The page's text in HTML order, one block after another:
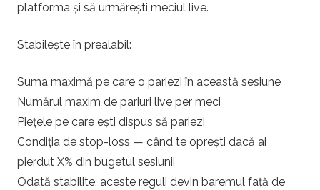
platforma și să urmărești meciul live.
Stabilește în prealabil:
Suma maximă pe care o pariezi în această sesiune
Numărul maxim de pariuri live per meci
Piețele pe care ești dispus să pariezi
Condiția de stop-loss — când te oprești dacă ai
pierdut X% din bugetul sesiunii
Odată stabilite, aceste reguli devin baremul față de